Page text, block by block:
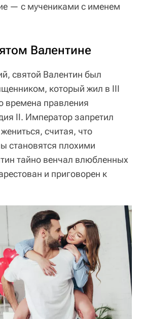
— с мучениками с именем
Валентине
святой Валентин был
который жил в III
времена правления
II. Император запретил
считая, что
становятся плохими
тайно венчал влюбленных
и приговорен к